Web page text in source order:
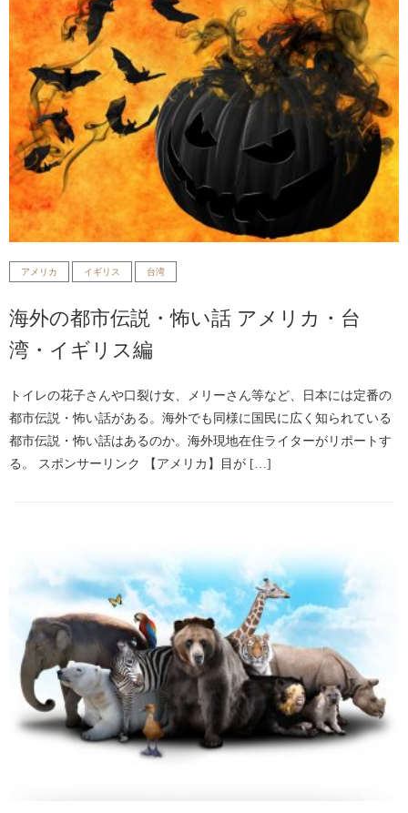
アメリカ イギリス 台湾
海外の都市伝説・怖い話 アメリカ・台
湾・イギリス編
トイレの花子さんや口裂け女、メリーさん等など、日本には定番の
都市伝説・怖い話がある。海外でも同様に国民に広く知られている
都市伝説・怖い話はあるのか。海外現地在住ライターがリポートす
る。 スポンサーリンク 【アメリカ】目が […]